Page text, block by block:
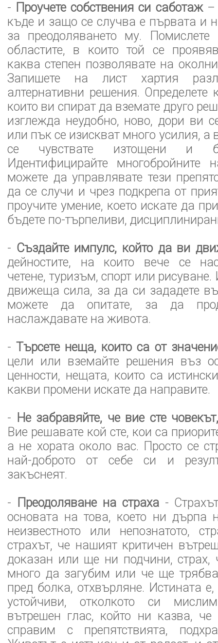
- Проучете собствения си саботаж–
къде и защо се случва е първата и
за преодоляването му. Помислете
областите, в които той се
каква степен позволявате на
Запишете на лист хартия
алтернативни решения. Определете
които ви спират да вземате друго
изглежда неудобно, ново, дори ви
или пък се изискват много усилия,
се чувствате изтощени и
Идентифицирайте многобройните
можете да управлявате тези
да се случи и чрез подкрепа от
проучите умение, което искате да
бъдете по-търпеливи,
- Създайте импулс, който да ви
дейностите, на които вече се
четене, туризъм, спорт или
движеща сила, за да си зададете
можете да опитате, за да
наслаждавате на живота.
-Търсете неща, които са от
цели или вземайте решения въз
ценности, нещата, които са
какви промени искате да направите.
- Не забравяйте, че вие сте
Вие решавате кой сте, кои са
а не хората около вас. Просто се
най-доброто от себе си и
закъснеят.
-
Преодоляване на страха-
основата на това, което ни дърпа
неизвестното или непознатото,
страхът, че нашият критичен
доказан или ще ни подчини,
много да загубим или че ще
пред болка, отхвърляне. Истината
устойчиви, отколкото си
вътрешен глас, който ни казва,
справим с препятствията,